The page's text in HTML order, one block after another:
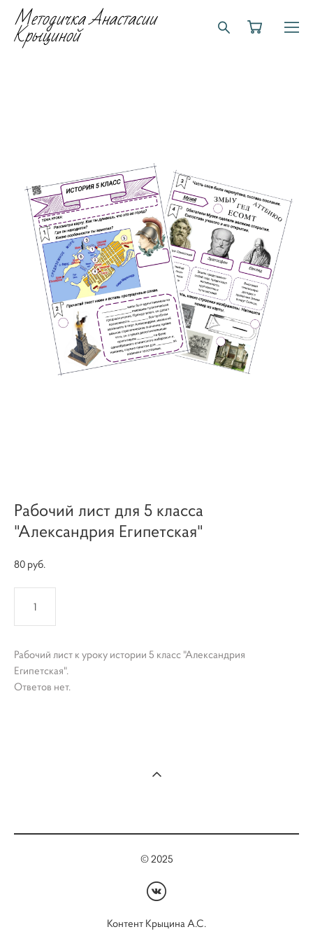
Методичка Анастасии
Крыциной
Рабочий лист для 5 класса
"Александрия Египетская"
80 pуб.
Рабочий лист к уроку истории 5 класс "Александрия
Египетская".
Ответов нет.
© 2025
Контент Крыцина А.С.